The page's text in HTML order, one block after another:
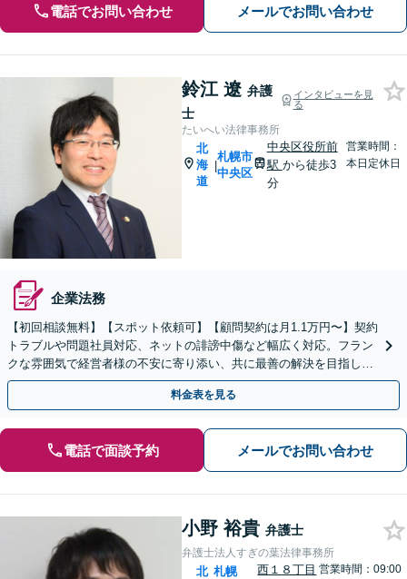
電話でお問い合わせ メールでお問い合わせ
鈴江 遼 弁護
士
インタビューを見
る
たいへい法律事務所
北
海
道
|
札幌市
中央区
中央区役所前
駅 から徒歩3
分
営業時間：
本日定休日
企業法務
【初回相談無料】【スポット依頼可】【顧問契約は月1.1万円〜】契約
トラブルや問題社員対応、ネットの誹謗中傷など幅広く対応。フラン
クな雰囲気で経営者様の不安に寄り添い、共に最善の解決を目指しま
す。ぜひ当事務所にご相談ください【WEB面談対応】
料金表を見る
電話で面談予約 メールでお問い合わせ
小野 裕貴 弁護士
弁護士法人すぎの葉法律事務所
北 札幌
西１８丁目 営業時間：09:00